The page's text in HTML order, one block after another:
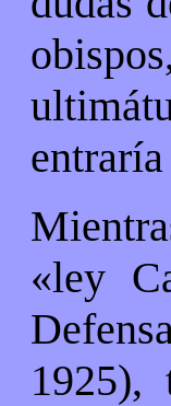
«ley
1925),